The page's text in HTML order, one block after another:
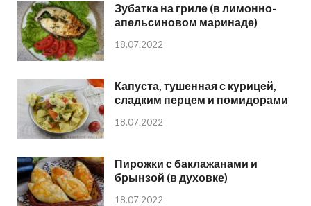
Зубатка на гриле (в лимонно-
апельсиновом маринаде)
18.07.2022
Капуста, тушенная с курицей,
сладким перцем и помидорами
18.07.2022
Пирожки с баклажанами и
брынзой (в духовке)
18.07.2022